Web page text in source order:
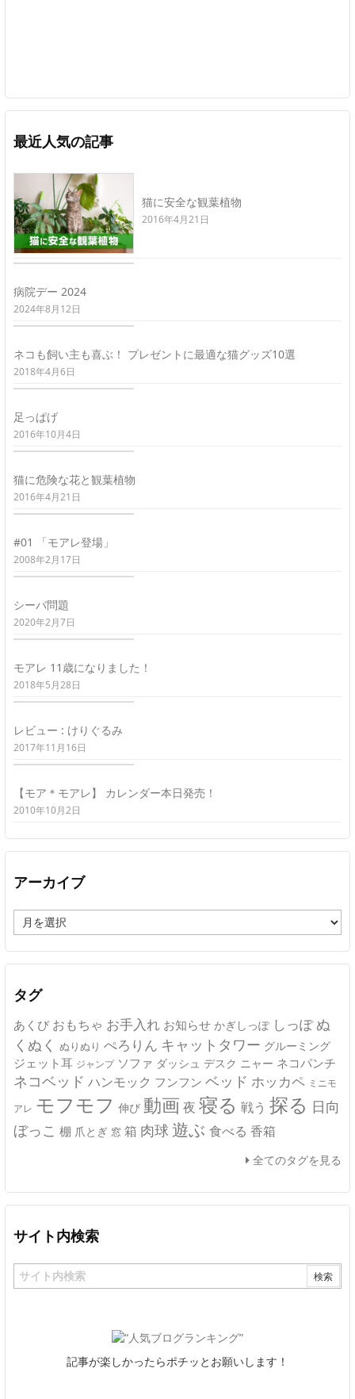
最近人気の記事
猫に安全な観葉植物
2016年4月21日
病院デー 2024
2024年8月12日
ネコも飼い主も喜ぶ！ プレゼントに最適な猫グッズ10選
2018年4月6日
足っぱげ
2016年10月4日
猫に危険な花と観葉植物
2016年4月21日
#01 「モアレ登場」
2008年2月17日
シーバ問題
2020年2月7日
モアレ 11歳になりました！
2018年5月28日
レビュー : けりぐるみ
2017年11月16日
【モア＊モアレ】 カレンダー本日発売！
2010年10月2日
アーカイブ
ー
カ
イ
タグ
あくび おもちゃ お手入れ お知らせ かぎしっぽ しっぽ ぬ
くぬく ぬりぬり ぺろりん キャットタワー グルーミング
ジェット耳 ジャンプ ソファ ダッシュ デスク ニャー ネコパンチ
ネコベッド ハンモック フンフン ベッド ホッカペ ミニモ
アレ モフモフ 伸び 動画 夜 寝る 戦う 探る 日向
ぼっこ 棚 爪とぎ 窓 箱 肉球 遊ぶ 食べる 香箱
全てのタグを見る
サイト内検索
記事が楽しかったらポチッとお願いします！